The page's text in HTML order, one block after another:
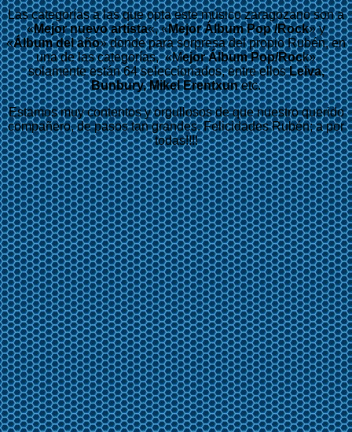
Las categorías a las que opta este músico zaragozano son a
«Mejor nuevo artista«, «Mejor Álbum Pop /Rock» y
«Álbum del año» donde para sorpresa del propio Rubén, en
una de las categorías, «Mejor Álbum Pop/Rock»
solamente están 64 seleccionados, entre ellosLeiva,
Bunbury, Mikel Erentxunetc.
Estamos muy contentos y orgullosos de que nuestro querido
compañero, de pasos tan grandes. Felicidades Rubén; a por
todas!!!!